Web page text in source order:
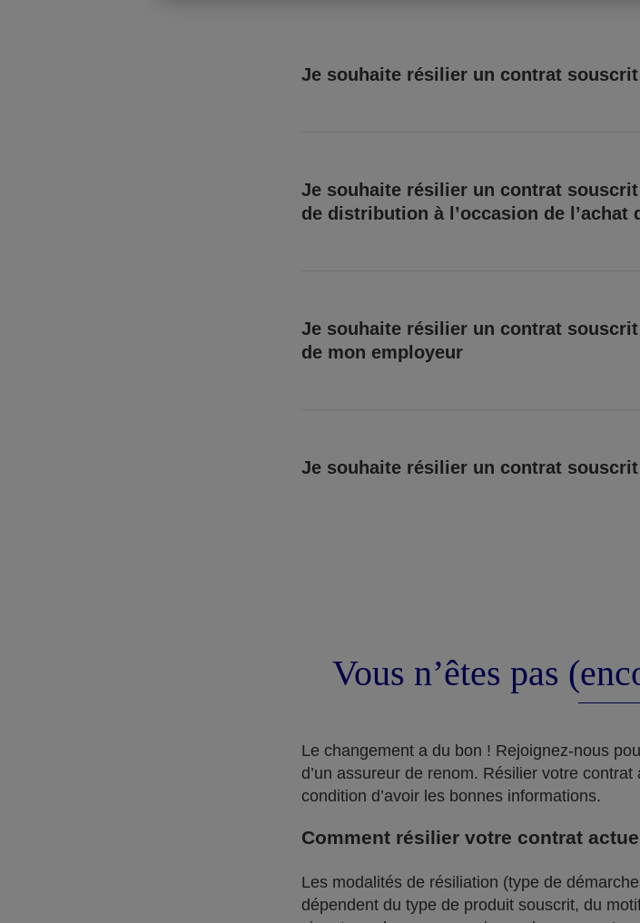
Je souhaite résilier un contrat
Je souhaite résilier un contrat
de distribution à l’occasion de l’achat
Je souhaite résilier un contrat
de mon employeur
Je souhaite résilier un contrat
Vous n’êtes pas
Le changement a du bon ! Rejoignez-nous
d’un assureur de renom. Résilier votre
condition d’avoir les bonnes informations.
Comment résilier votre contrat
Les modalités de résiliation (type de
dépendent du type de produit souscrit, du